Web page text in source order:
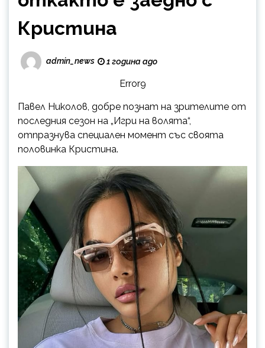
Кристина
admin_news 1 година ago
Error9
Павел Николов, добре познат на зрителите от
последния сезон на „Игри на волята“,
отпразнува специален момент със своята
половинка Кристина.